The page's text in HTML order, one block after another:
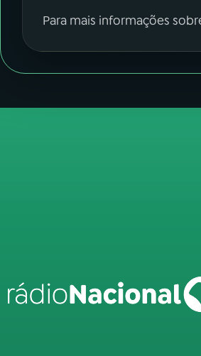
Para mais informações